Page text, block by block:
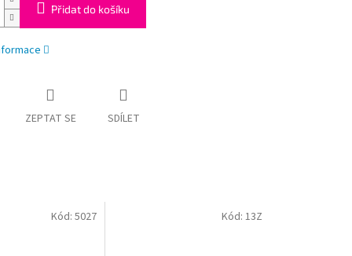
Přidat do košíku
ZEPTAT SE SDÍLET
Kód:5027 Kód: 13Z